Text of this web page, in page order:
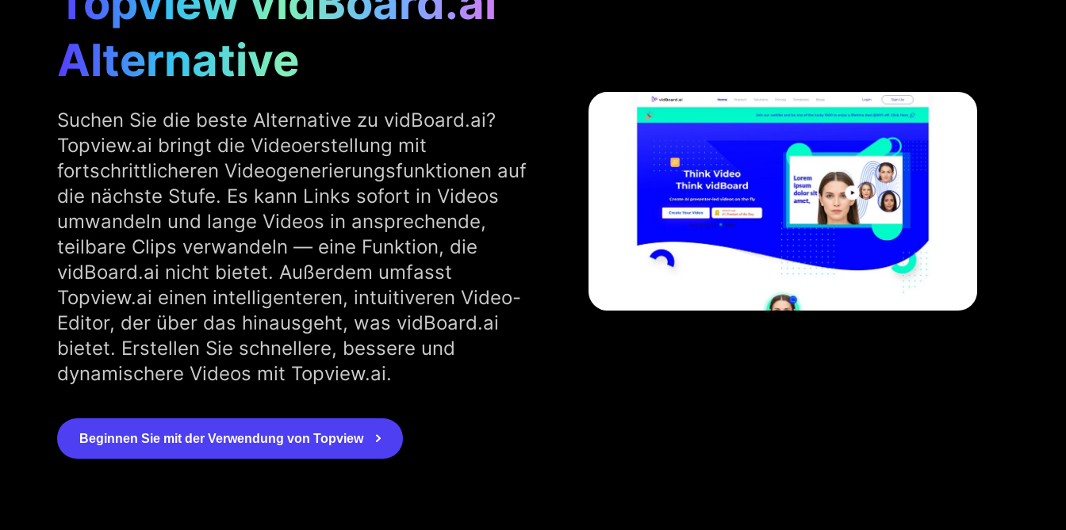
Alternative
Suchen Sie die beste Alternative zu vidBoard.ai?
Topview.ai bringt die Videoerstellung mit
fortschrittlicheren Videogenerierungsfunktionen auf
die nächste Stufe. Es kann Links sofort in Videos
umwandeln und lange Videos in ansprechende,
teilbare Clips verwandeln — eine Funktion, die
vidBoard.ai nicht bietet. Außerdem umfasst
Topview.ai einen intelligenteren, intuitiveren Video-
Editor, der über das hinausgeht, was vidBoard.ai
bietet. Erstellen Sie schnellere, bessere und
dynamischere Videos mit Topview.ai.
Beginnen Sie mit der Verwendung von Topview